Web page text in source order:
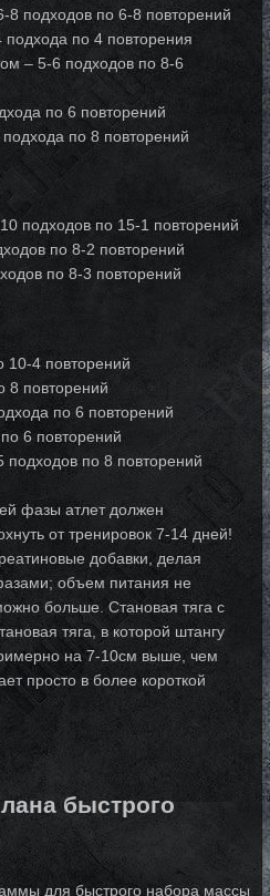
8 подходов по 6-8 повторений
по 4 повторения
– 5-6 подходов по 8-6
по 6 повторений
по 8 повторений
подходов по 15-1 повторений
по 8-2 повторений
по 8-3 повторений
10-4 повторений
8 повторений
по 6 повторений
6 повторений
по 8 повторений
фазы атлет должен
от тренировок 7-14 дней!
добавки, делая
объем питания не
больше. Становая тяга с
тяга, в которой штангу
на 7-10см выше, чем
прос­то в более короткой
быстрого
для быстрого набора массы